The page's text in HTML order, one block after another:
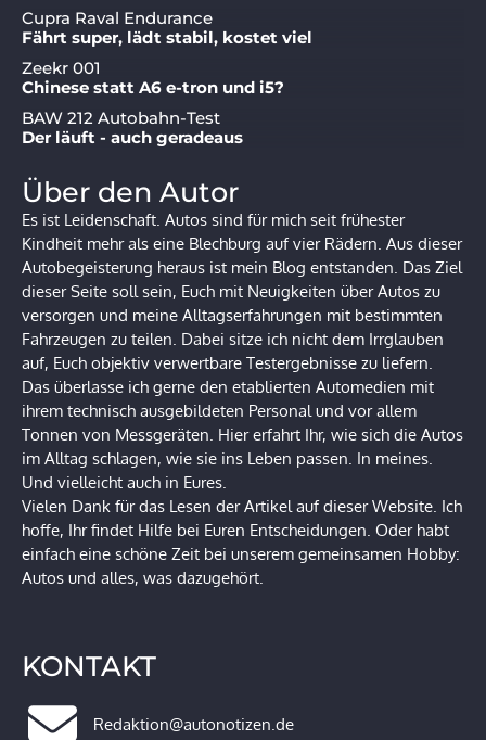
Cupra Raval Endurance
Fährt super, lädt stabil, kostet viel
Zeekr 001
Chinese statt A6 e-tron und i5?
BAW 212 Autobahn-Test
Der läuft - auch geradeaus
Über den Autor
Es ist Leidenschaft. Autos sind für mich seit frühester
Kindheit mehr als eine Blechburg auf vier Rädern. Aus dieser
Autobegeisterung heraus ist mein Blog entstanden. Das Ziel
dieser Seite soll sein, Euch mit Neuigkeiten über Autos zu
versorgen und meine Alltagserfahrungen mit bestimmten
Fahrzeugen zu teilen. Dabei sitze ich nicht dem Irrglauben
auf, Euch objektiv verwertbare Testergebnisse zu liefern.
Das überlasse ich gerne den etablierten Automedien mit
ihrem technisch ausgebildeten Personal und vor allem
Tonnen von Messgeräten. Hier erfahrt Ihr, wie sich die Autos
im Alltag schlagen, wie sie ins Leben passen. In meines.
Und vielleicht auch in Eures.
Vielen Dank für das Lesen der Artikel auf dieser Website. Ich
hoffe, Ihr findet Hilfe bei Euren Entscheidungen. Oder habt
einfach eine schöne Zeit bei unserem gemeinsamen Hobby:
Autos und alles, was dazugehört.
KONTAKT
Redaktion@autonotizen.de